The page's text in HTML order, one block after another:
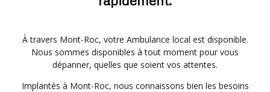
À travers Mont-Roc, votre Ambulance local est disponible.
Nous sommes disponibles à tout moment pour vous
dépanner, quelles que soient vos attentes.
Implantés à Mont-Roc, nous connaissons bien les besoins